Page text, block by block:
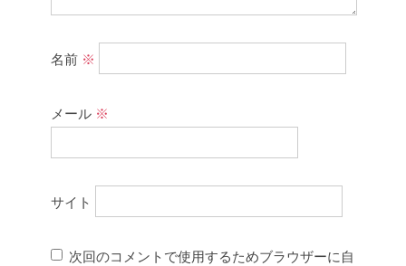
名前 ※
メール ※
サイト
次回のコメントで使用するためブラウザーに自